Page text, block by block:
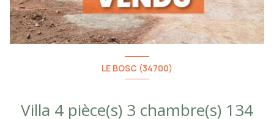
LE BOSC (34700)
Villa 4 pièce(s) 3 chambre(s) 134